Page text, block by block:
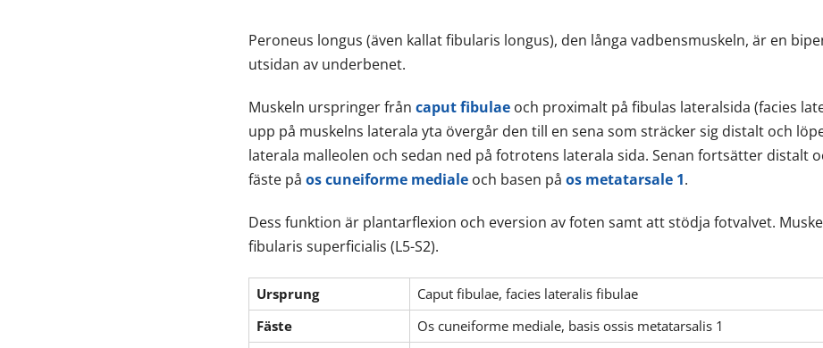
Peroneus longus (även kallat fibularis longus), den långa vadbensmuskeln, är en
utsidan av underbenet.
Muskeln urspringer fråncaput fibulae och proximalt på fibulas lateralsida (facies
upp på muskelns laterala yta övergår den till en sena som sträcker sig distalt och
laterala malleolen och sedan ned på fotrotens laterala sida. Senan fortsätter distalt
fäste påos cuneiforme mediale och basen påos metatarsale 1.
Dess funktion är plantarflexion och eversion av foten samt att stödja fotvalvet.
fibularis superficialis (L5-S2).
Ursprung
Caput fibulae, facies lateralis fibulae
Fäste
Os cuneiforme mediale, basis ossis metatarsalis 1